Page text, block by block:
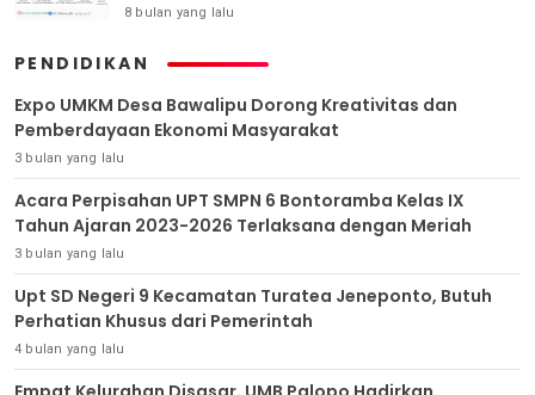
8 bulan yang lalu
PENDIDIKAN
Expo UMKM Desa Bawalipu Dorong Kreativitas dan
Pemberdayaan Ekonomi Masyarakat
3 bulan yang lalu
Acara Perpisahan UPT SMPN 6 Bontoramba Kelas IX
Tahun Ajaran 2023-2026 Terlaksana dengan Meriah
3 bulan yang lalu
Upt SD Negeri 9 Kecamatan Turatea Jeneponto, Butuh
Perhatian Khusus dari Pemerintah
4 bulan yang lalu